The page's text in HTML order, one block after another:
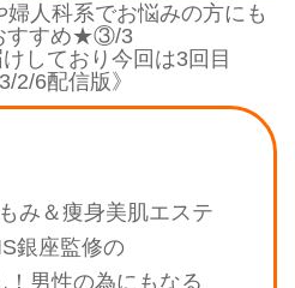
人科系でお悩みの方にも
すすめ★③/3
しており今回は3回目
2/6配信版》
み＆痩身美肌エステ
銀座監修の
男性の為にもなる